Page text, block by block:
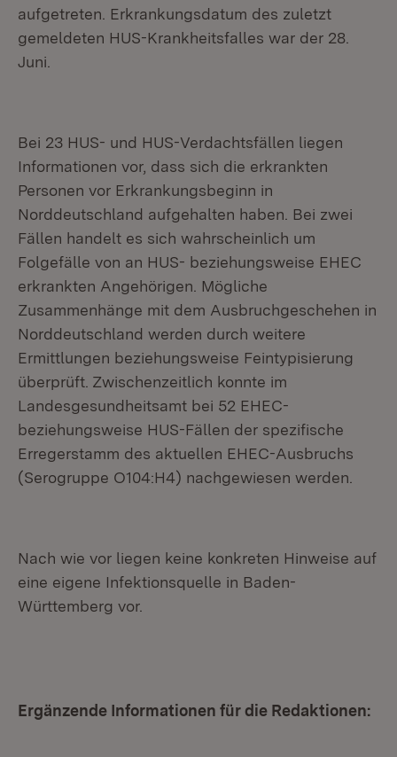
aufgetreten. Erkrankungsdatum des zuletzt
gemeldeten HUS-Krankheitsfal­les war der 28.
Juni.
Bei 23 HUS- und HUS-Verdachtsfällen liegen
Informationen vor, dass sich die erkrank­ten
Personen vor Erkrankungsbeginn in
Norddeutschland aufgehalten haben. Bei zwei
Fällen handelt es sich wahrscheinlich um
Folgefälle von an HUS- beziehungsweise EHEC
erkrankten Angehörigen. Mögliche
Zusammenhänge mit dem Ausbruchgesche­hen in
Norddeutschland werden durch weitere
Ermittlungen beziehungsweise Feintypi­sierung
überprüft. Zwischenzeitlich konnte im
Landesgesundheitsamt bei 52 EHEC-
beziehungsweise HUS-Fällen der spezifische
Erregerstamm des aktuellen EHEC-Aus­bruchs
(Serogruppe O104:H4) nachgewiesen werden.
Nach wie vor liegen keine konkreten Hinweise auf
eine eigene Infektionsquelle in Baden-
Württemberg vor.
Ergänzende Informationen für die Redaktionen: